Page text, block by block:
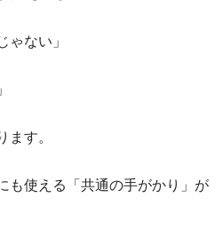
ゃない」
ます。
も使える「共通の手がかり」が